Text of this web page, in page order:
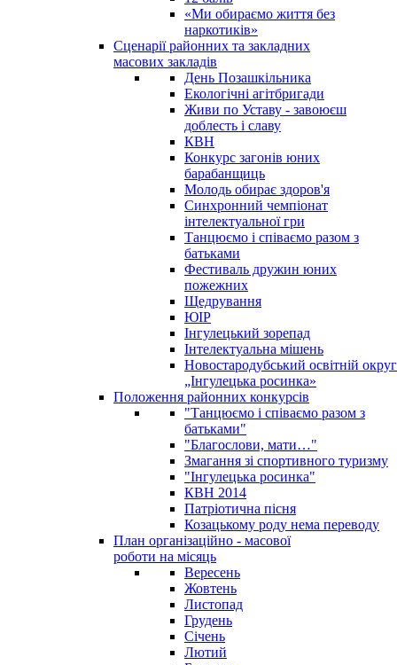
«Ми обираємо життя без
наркотиків»
Сценарії районних та закладних
масових закладів
День Позашкільника
Екологічні агітбригади
Живи по Уставу - завоюєш
доблесть і славу
КВН
Конкурс загонів юних
барабанщиць
Молодь обирає здоров'я
Синхронний чемпіонат
інтелектуальної гри
Танцюємо і співаємо разом з
батьками
Фестиваль дружин юних
пожежних
Щедрування
ЮІР
Інгулецький зорепад
Інтелектуальна мішень
Новостародубський освітній округ
„Інгулецька росинка»
Положення районних конкурсів
"Танцюємо і співаємо разом з
батьками"
"Благослови, мати…"
Змагання зі спортивного туризму
"Інгулецька росинка"
КВН 2014
Патріотична пісня
Козацькому роду нема переводу
План організаційно - масової
роботи на місяць
Вересень
Жовтень
Листопад
Грудень
Січень
Лютий